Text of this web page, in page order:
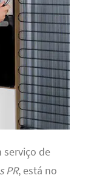
serviço de
PR, está no